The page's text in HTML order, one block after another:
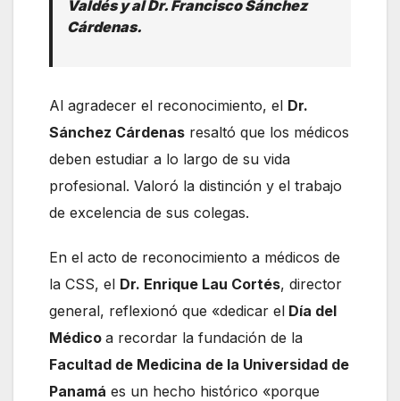
Valdés y al Dr. Francisco Sánchez
Cárdenas.
Al agradecer el reconocimiento, el Dr.
Sánchez Cárdenas resaltó que los médicos
deben estudiar a lo largo de su vida
profesional. Valoró la distinción y el trabajo
de excelencia de sus colegas.
En el acto de reconocimiento a médicos de
la CSS, el Dr. Enrique Lau Cortés, director
general, reflexionó que «dedicar el Día del
Médico a recordar la fundación de la
Facultad de Medicina de la Universidad de
Panamá es un hecho histórico «porque